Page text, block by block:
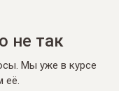
не так
Мы уже в курсе
её.